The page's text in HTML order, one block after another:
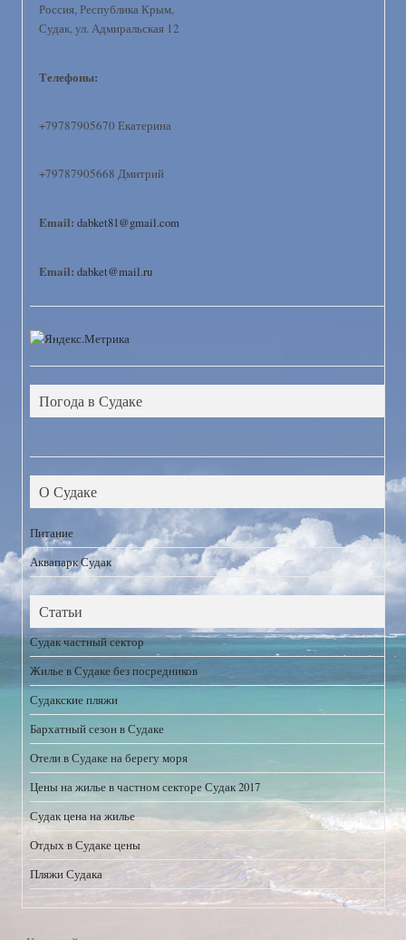
Россия, Республика Крым,
Судак, ул. Адмиральская 12
Телефоны:
+79787905670 Екатерина
+79787905668 Дмитрий
Email: dabket81@gmail.com
Email: dabket@mail.ru
Погода в Судаке
О Судаке
Питание
Аквапарк Судак
Статьи
Судак частный сектор
Жилье в Судаке без посредников
Судакские пляжи
Бархатный сезон в Судаке
Отели в Судаке на берегу моря
Цены на жилье в частном секторе Судак 2017
Судак цена на жилье
Отдых в Судаке цены
Пляжи Судака